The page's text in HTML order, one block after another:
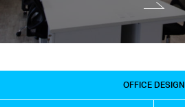
OFFICE DESIGN